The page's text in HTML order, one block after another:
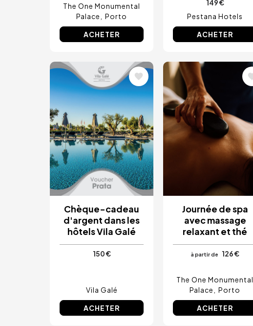
The One Monumental
Palace
Porto
ACHETER
149 €
Pestana Hotels
ACHETER
Image
Chèque-cadeau
d'argent dans les
hôtels Vila Galé
150 €
Vila Galé
ACHETER
Image
Journée de spa
avec massage
relaxant et thé
à partir de 126 €
The One Monumental
Palace
Porto
ACHETER